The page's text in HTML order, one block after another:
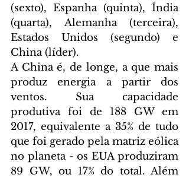
(sexto), Espanha (quinta), Índia
(quarta), Alemanha (terceira),
Estados Unidos (segundo) e
China (líder).
A China é, de longe, a que mais
produz energia a partir dos
ventos. Sua capacidade
produtiva foi de 188 GW em
2017, equivalente a 35% de tudo
que foi gerado pela matriz eólica
no planeta - os EUA produziram
89 GW, ou 17% do total. Além